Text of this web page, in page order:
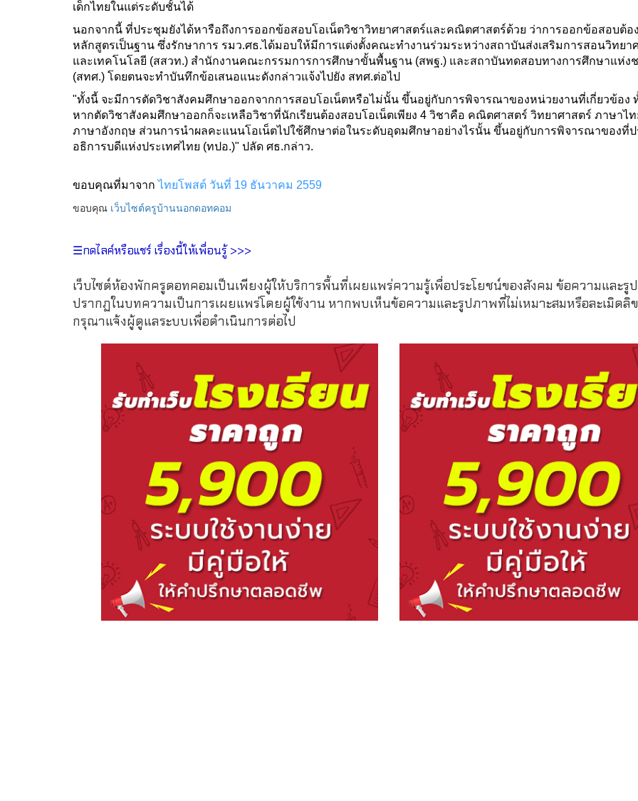
เด็กไทยในแต่ระดับชั้นได้
นอกจากนี้ ที่ประชุมยังได้หารือถึงการออกข้อสอบโอเน็ตวิชาวิทยาศาสตร์และคณิตศาสตร์ด้วย ว่าการออกข้อสอบต้อ
หลักสูตรเป็นฐาน ซึ่งรักษาการ รมว.ศธ.ได้มอบให้มีการแต่งตั้งคณะทำงานร่วมระหว่างสถาบันส่งเสริมการสอนวิทยา
และเทคโนโลยี (สสวท.) สำนักงานคณะกรรมการการศึกษาขั้นพื้นฐาน (สพฐ.) และสถาบันทดสอบทางการศึกษาแห่ง
(สทศ.) โดยตนจะทำบันทึกข้อเสนอแนะดังกล่าวแจ้งไปยัง สทศ.ต่อไป
"ทั้งนี้ จะมีการตัดวิชาสังคมศึกษาออกจากการสอบโอเน็ตหรือไม่นั้น ขึ้นอยู่กับการพิจารณาของหน่วยงานที่เกี่ยวข้อง
หากตัดวิชาสังคมศึกษาออกก็จะเหลือวิชาที่นักเรียนต้องสอบโอเน็ตเพียง 4 วิชาคือ คณิตศาสตร์ วิทยาศาสตร์ ภาษาไ
ภาษาอังกฤษ ส่วนการนำผลคะแนนโอเน็ตไปใช้ศึกษาต่อในระดับอุดมศึกษาอย่างไรนั้น ขึ้นอยู่กับการพิจารณาของที่
อธิการบดีแห่งประเทศไทย (ทปอ.)" ปลัด ศธ.กล่าว.
ขอบคุณที่มาจากไทยโพสต์ วันที่ 19 ธันวาคม 2559
ขอบคุณ เว็บไซต์ครูบ้านนอกดอทคอม
☰กดไลค์หรือแชร์ เรื่องนี้ให้เพื่อนรู้ >>>
เว็บไซต์ห้องพักครูดอทคอมเป็นเพียงผู้ให้บริการพื้นที่เผยแพร่ความรู้เพื่อประโยชน์ของสังคม ข้อความและรู
ปรากฏในบทความเป็นการเผยแพร่โดยผู้ใช้งาน หากพบเห็นข้อความและรูปภาพที่ไม่เหมาะสมหรือละเมิดลิ
กรุณาแจ้งผู้ดูแลระบบเพื่อดำเนินการต่อไป